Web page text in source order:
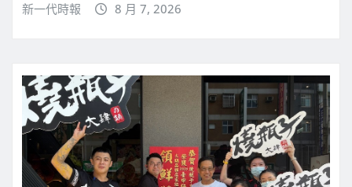
新一代時報 8 月 7, 2026